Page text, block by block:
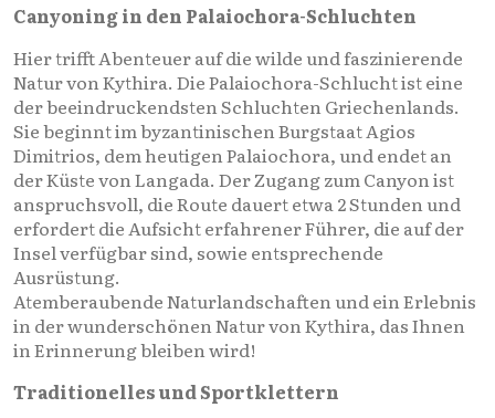
Canyoning in den Palaiochora-Schluchten
Hier trifft Abenteuer auf die wilde und faszinierende
Natur von Kythira. Die Palaiochora-Schlucht ist eine
der beeindruckendsten Schluchten Griechenlands.
Sie beginnt im byzantinischen Burgstaat Agios
Dimitrios, dem heutigen Palaiochora, und endet an
der Küste von Langada. Der Zugang zum Canyon ist
anspruchsvoll, die Route dauert etwa 2 Stunden und
erfordert die Aufsicht erfahrener Führer, die auf der
Insel verfügbar sind, sowie entsprechende
Ausrüstung.
Atemberaubende Naturlandschaften und ein Erlebnis
in der wunderschönen Natur von Kythira, das Ihnen
in Erinnerung bleiben wird!
Traditionelles und Sportklettern